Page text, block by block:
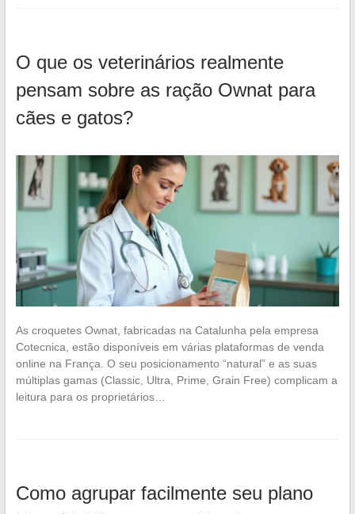
O que os veterinários realmente
pensam sobre as ração Ownat para
cães e gatos?
As croquetes Ownat, fabricadas na Catalunha pela empresa
Cotecnica, estão disponíveis em várias plataformas de venda
online na França. O seu posicionamento “natural” e as suas
múltiplas gamas (Classic, Ultra, Prime, Grain Free) complicam a
leitura para os proprietários…
Como agrupar facilmente seu plano